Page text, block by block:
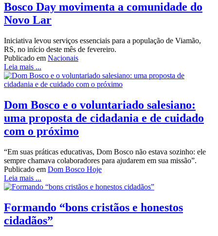
Bosco Day movimenta a comunidade do
Novo Lar
Iniciativa levou serviços essenciais para a população de Viamão,
RS, no início deste mês de fevereiro.
Publicado em Nacionais
Leia mais ...
Dom Bosco e o voluntariado salesiano:
uma proposta de cidadania e de cuidado
com o próximo
“Em suas práticas educativas, Dom Bosco não estava sozinho: ele
sempre chamava colaboradores para ajudarem em sua missão”.
Publicado em Dom Bosco Hoje
Leia mais ...
Formando “bons cristãos e honestos
cidadãos”